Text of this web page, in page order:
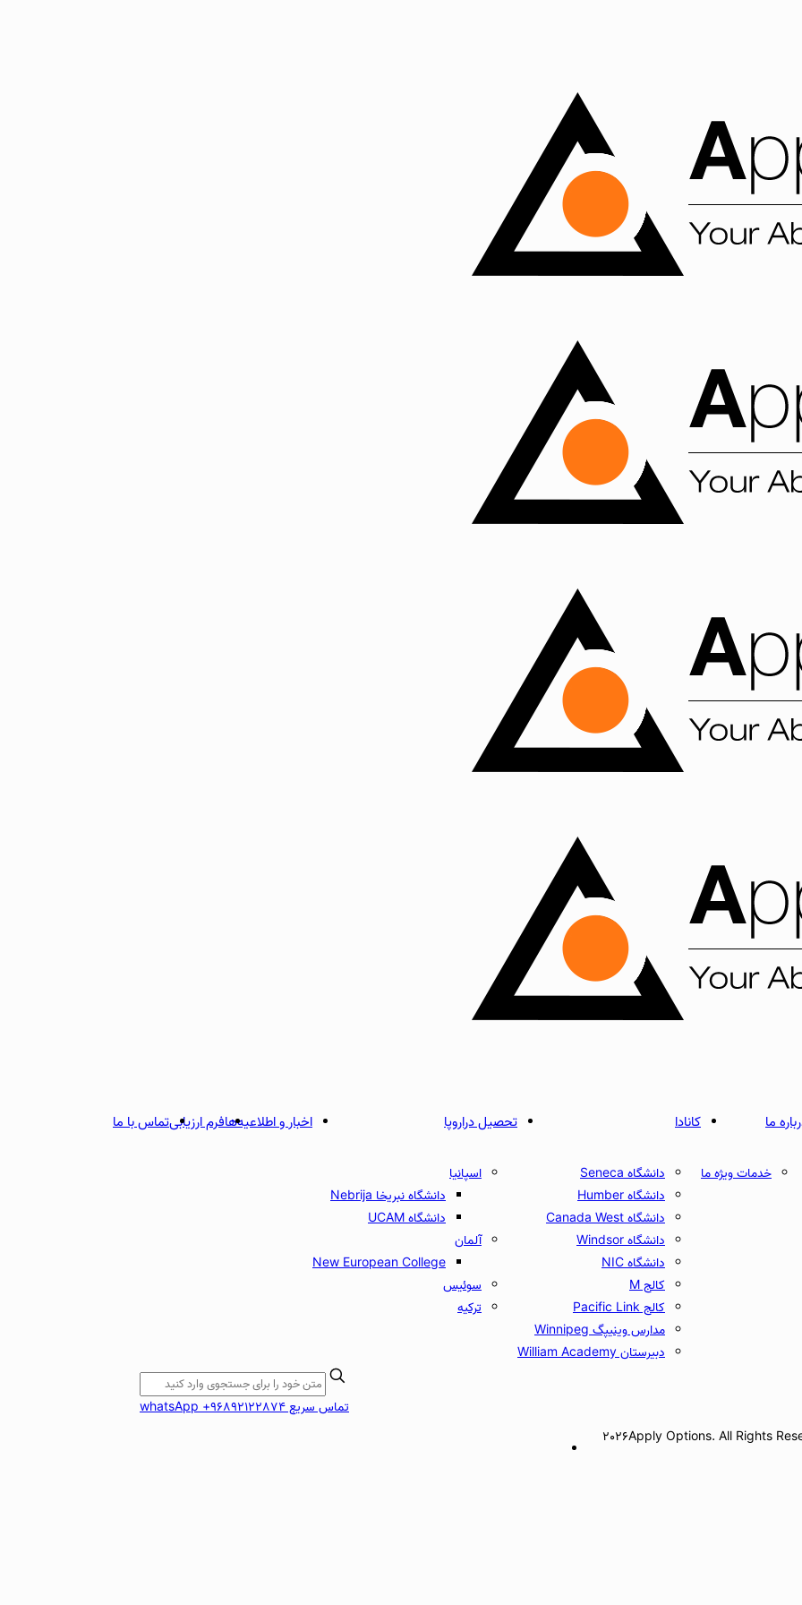
ما
خدمات ویژه ما
کانادا
دانشگاه Seneca
دانشگاه Humber
دانشگاه Canada West
دانشگاه Windsor
دانشگاه NIC
کالج M
کالج Pacific Link
مدارس وینیپگ Winnipeg
دبیرستان William Academy
تحصیل دراروپا
اسپانیا
دانشگاه نبریخا Nebrija
دانشگاه UCAM
آلمان
New European College
سوئیس
ترکیه
اخبار و اطلاعیه‌هافرم ارزیابیتماس با ما
تماس سریع whatsApp +96892122874